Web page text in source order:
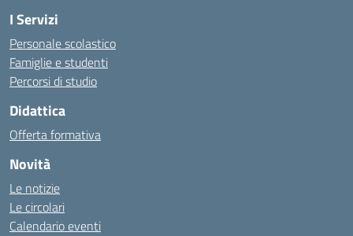
I Servizi
Personale scolastico
Famiglie e studenti
Percorsi di studio
Didattica
Offerta formativa
Novità
Le notizie
Le circolari
Calendario eventi